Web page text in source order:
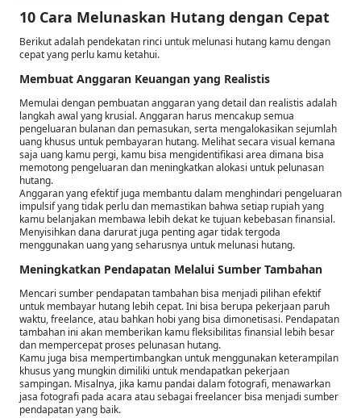
10 Cara Melunaskan Hutang dengan Cepat
Berikut adalah pendekatan rinci untuk melunasi hutang kamu dengan
cepat yang perlu kamu ketahui.
Membuat Anggaran Keuangan yang Realistis
Memulai dengan pembuatan anggaran yang detail dan realistis adalah
langkah awal yang krusial. Anggaran harus mencakup semua
pengeluaran bulanan dan pemasukan, serta mengalokasikan sejumlah
uang khusus untuk pembayaran hutang. Melihat secara visual kemana
saja uang kamu pergi, kamu bisa mengidentifikasi area dimana bisa
memotong pengeluaran dan meningkatkan alokasi untuk pelunasan
hutang.
Anggaran yang efektif juga membantu dalam menghindari pengeluaran
impulsif yang tidak perlu dan memastikan bahwa setiap rupiah yang
kamu belanjakan membawa lebih dekat ke tujuan kebebasan finansial.
Menyisihkan dana darurat juga penting agar tidak tergoda
menggunakan uang yang seharusnya untuk melunasi hutang.
Meningkatkan Pendapatan Melalui Sumber Tambahan
Mencari sumber pendapatan tambahan bisa menjadi pilihan efektif
untuk membayar hutang lebih cepat. Ini bisa berupa pekerjaan paruh
waktu, freelance, atau bahkan hobi yang bisa dimonetisasi. Pendapatan
tambahan ini akan memberikan kamu fleksibilitas finansial lebih besar
dan mempercepat proses pelunasan hutang.
Kamu juga bisa mempertimbangkan untuk menggunakan keterampilan
khusus yang mungkin dimiliki untuk mendapatkan pekerjaan
sampingan. Misalnya, jika kamu pandai dalam fotografi, menawarkan
jasa fotografi pada acara atau sebagai freelancer bisa menjadi sumber
pendapatan yang baik.